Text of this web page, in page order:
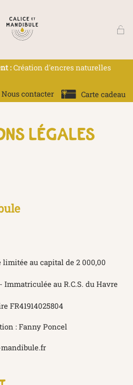
:Création d'encres naturelles
Nous contacter Carte cadeau
légales
limitée au capital de 2 000,00
Immatriculée au R.C.S. du Havre
FR41914025804
: Fanny Poncel